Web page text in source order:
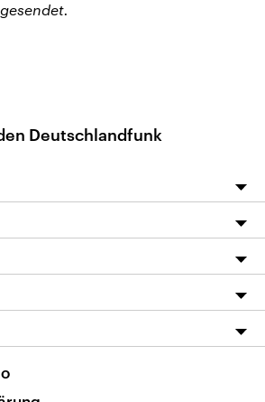
Deutschlandfunk
auf dlf.de
App
App